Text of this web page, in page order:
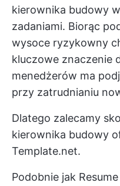
kierownika budowy
zadaniami. Biorąc
wysoce ryzykowny
kluczowe znaczenie
menedżerów ma
przy zatrudnianiu
Dlatego zalecamy
kierownika budowy
Template.net.
Podobnie jak